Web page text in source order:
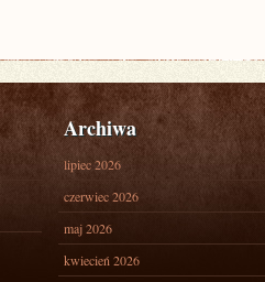
Archiwa
lipiec 2026
czerwiec 2026
maj 2026
kwiecień 2026